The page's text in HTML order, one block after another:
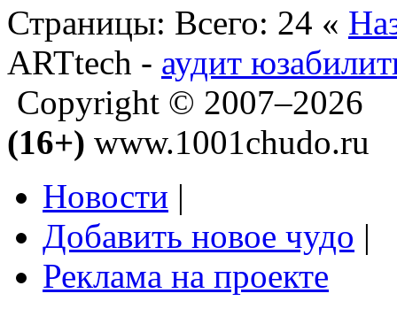
Страницы: Всего: 24 «
ARTtech - аудит
Copyright © 2007–2026
(16+) www.1001chudo.ru
Новости |
Добавить новое чудо |
Реклама на проекте